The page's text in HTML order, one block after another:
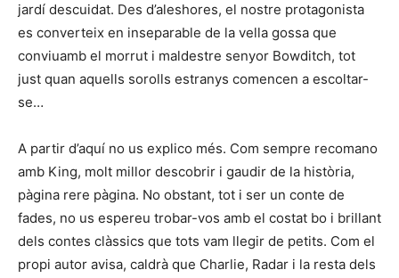
jardí descuidat. Des d’aleshores, el nostre protagonista
es converteix en inseparable de la vella gossa que
conviuamb el morrut i maldestre senyor Bowditch, tot
just quan aquells sorolls estranys comencen a escoltar-
se…
A partir d’aquí no us explico més. Com sempre recomano
amb King, molt millor descobrir i gaudir de la història,
pàgina rere pàgina. No obstant, tot i ser un conte de
fades, no us espereu trobar-vos amb el costat bo i brillant
dels contes clàssics que tots vam llegir de petits. Com el
propi autor avisa, caldrà que Charlie, Radar i la resta dels